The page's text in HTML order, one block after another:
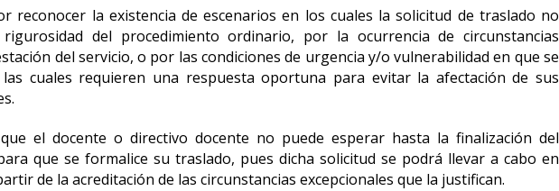
reconocer la existencia de escenarios en los cuales la solicitud de traslado no
del procedimiento ordinario, por la ocurrencia de circunstancias
del servicio, o por las condiciones de urgencia y/o vulnerabilidad en que se
cuales requieren una respuesta oportuna para evitar la afectación de sus
el docente o directivo docente no puede esperar hasta la finalización del
que se formalice su traslado, pues dicha solicitud se podrá llevar a cabo en
de la acreditación de las circunstancias excepcionales que la justifican.